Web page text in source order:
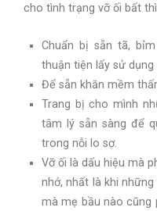
cho tình trạng vỡ ối bất
Chuẩn bị sẵn tã,
thuận tiện lấy sử dụng
Để sẵn khăn mềm
Trang bị cho mình
tâm lý sẵn sàng để
trong nỗi lo sợ.
Vỡ ối là dấu hiệu mà
nhớ, nhất là khi
mà mẹ bầu nào